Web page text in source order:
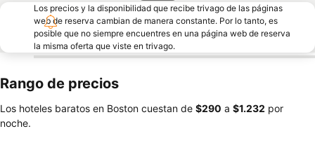
Los precios y la disponibilidad que recibe trivago de las páginas
web de reserva cambian de manera constante. Por lo tanto, es
posible que no siempre encuentres en una página web de reserva
la misma oferta que viste en trivago.
Rango de precios
Los hoteles baratos en Boston cuestan de ‎$290 a ‎$1.232 por
noche.